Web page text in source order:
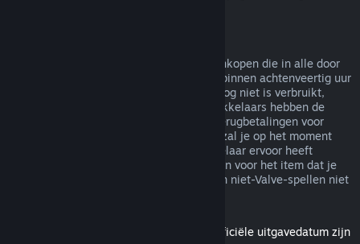
Steam biedt terugbetalingen aan voor aankopen die in alle door
Valve ontwikkelde spellen zijn gemaakt, binnen achtenveertig uur
na aankoop, zolang het item in het spel nog niet is verbruikt,
gewijzigd of overgedragen. Andere ontwikkelaars hebben de
mogelijkheid op deze voorwaarden ook terugbetalingen voor
items in hun spel in te schakelen. Steam zal je op het moment
van aankoop vertellen of de spelontwikkelaar ervoor heeft
gekozen om terugbetalingen aan te bieden voor het item dat je
koopt. Anders zijn aankopen in het spel in niet-Valve-spellen niet
Terugbetalingen voor titels die vóór de officiële uitgavedatum zijn